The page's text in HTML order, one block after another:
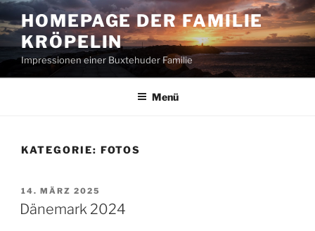
Zum
Inhalt
springen
HOMEPAGE DER FAMILIE
KRÖPELIN
Impressionen einer Buxtehuder Familie
Menü
KATEGORIE: FOTOS
VERÖFFENTLICHT
AM
14. MÄRZ 2025
Dänemark 2024